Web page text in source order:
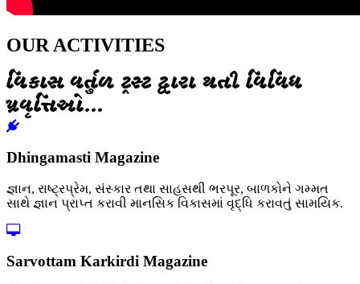
OUR ACTIVITIES
વિકાસ વર્તુળ ટ્રસ્ટ દ્વારા થતી વિવિધ
પ્રવૃત્તિઓ...
Dhingamasti Magazine
જ્ઞાન, રાષ્ટ્રપ્રેમ, સંસ્કાર તથા સાહસથી ભરપૂર, બાળકોને ગમ્મત
સાથે જ્ઞાન પ્રાપ્ત કરાવી માનસિક વિકાસમાં વૃદ્ધિ કરાવતું સામયિક.
Sarvottam Karkirdi Magazine